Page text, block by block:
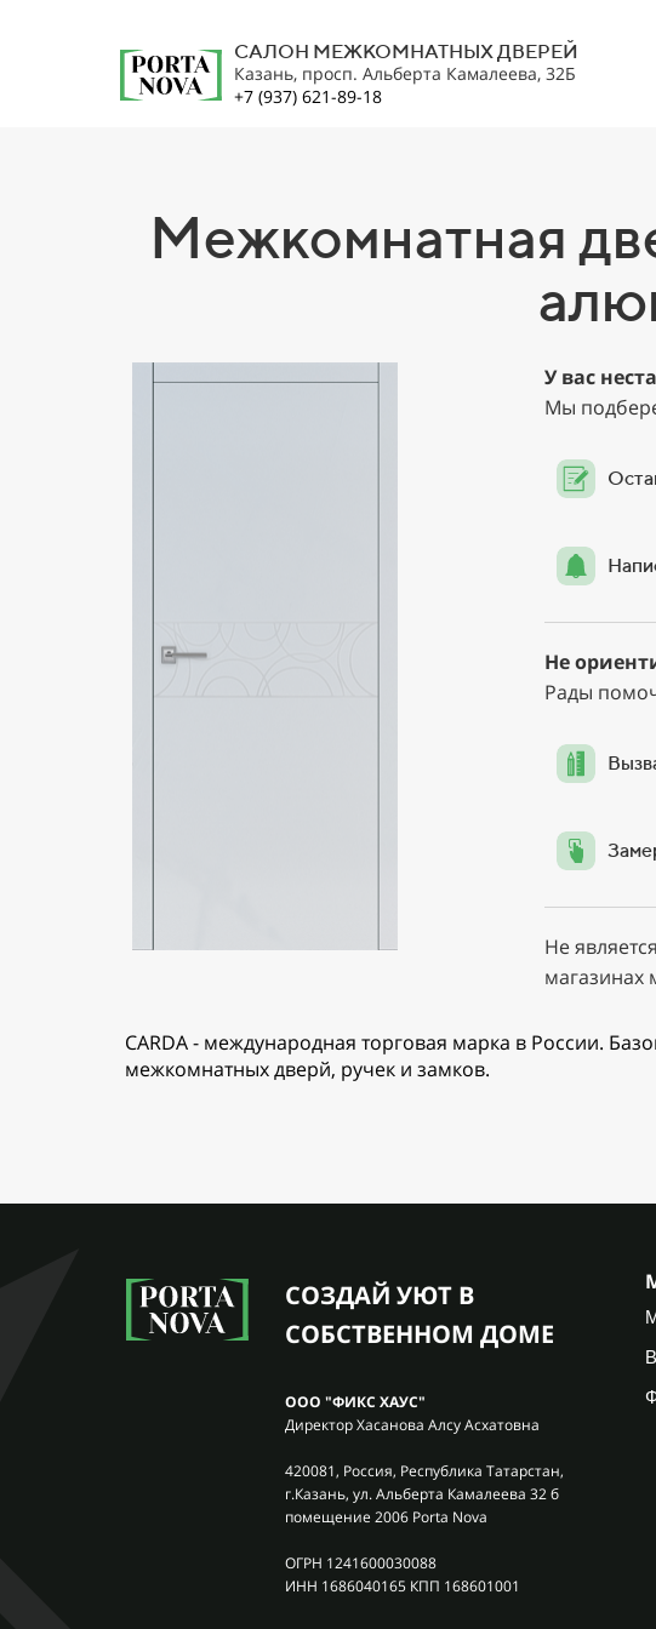
САЛОН МЕЖКОМНАТНЫХ ДВЕРЕЙ
Казань, просп. Альберта Камалеева, 32Б
+7 (937) 621-89-18
Межкомнатная
У вас
Мы
Не
Рады
Не
магазинах
CARDA - международная торговая марка в России.
межкомнатных дверй, ручек и замков.
СОЗДАЙ УЮТ В
СОБСТВЕННОМ ДОМЕ
ООО "ФИКС ХАУС"
Директор Хасанова Алсу Асхатовна
420081, Россия, Республика Татарстан,
г.Казань, ул. Альберта Камалеева 32 б
помещение 2006 Porta Nova
ОГРН 1241600030088
ИНН 1686040165 КПП 168601001